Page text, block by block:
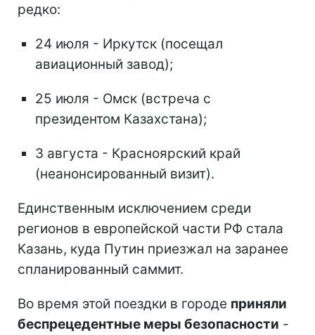
редко:
24 июля - Иркутск (посещал
авиационный завод);
25 июля - Омск (встреча с
президентом Казахстана);
3 августа - Красноярский край
(неанонсированный визит).
Единственным исключением среди
регионов в европейской части РФ стала
Казань, куда Путин приезжал на заранее
спланированный саммит.
Во время этой поездки в городе приняли
беспрецедентные меры безопасности -